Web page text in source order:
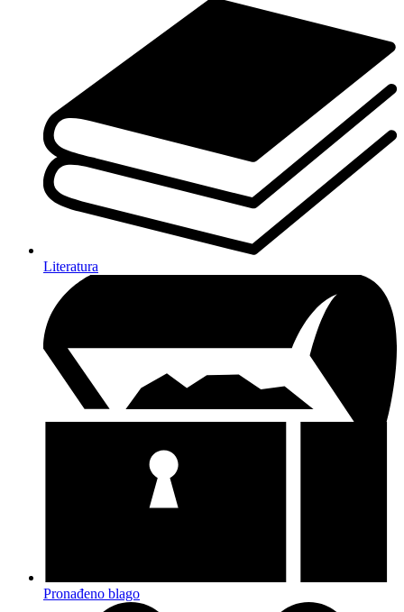
Literatura
Pronađeno blago